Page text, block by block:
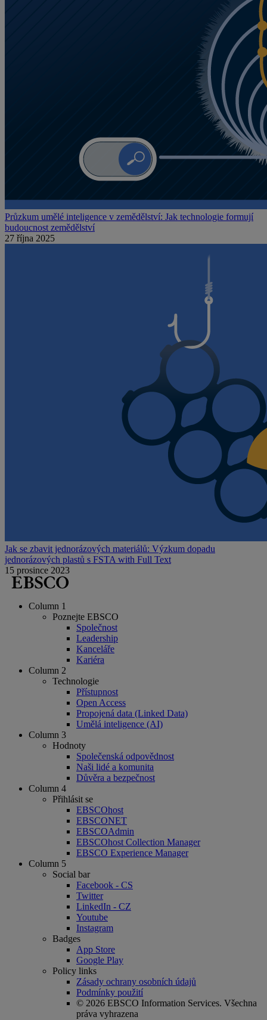
Průzkum umělé inteligence v zemědělství: Jak technologie formují
budoucnost zemědělství
27 října 2025
Jak se zbavit jednorázových materiálů: Výzkum dopadu
jednorázových plastů s FSTA with Full Text
15 prosince 2023
Column 1
Poznejte EBSCO
Společnost
Leadership
Kanceláře
Kariéra
Column 2
Technologie
Přístupnost
Open Access
Propojená data (Linked Data)
Umělá inteligence (AI)
Column 3
Hodnoty
Společenská odpovědnost
Naši lidé a komunita
Důvěra a bezpečnost
Column 4
Přihlásit se
EBSCOhost
EBSCONET
EBSCOAdmin
EBSCOhost Collection Manager
EBSCO Experience Manager
Column 5
Social bar
Facebook - CS
Twitter
LinkedIn - CZ
Youtube
Instagram
Badges
App Store
Google Play
Policy links
Zásady ochrany osobních údajů
Podmínky použití
© 2026 EBSCO Information Services. Všechna
práva vyhrazena